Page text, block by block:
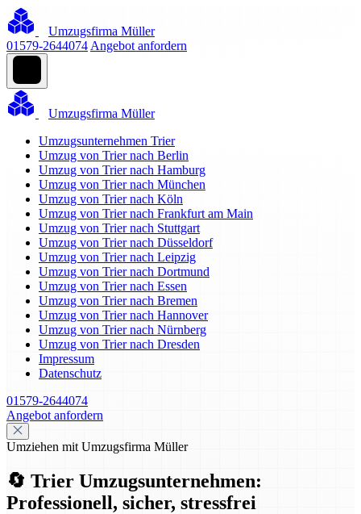
Umzugsfirma Müller
01579-2644074 Angebot anfordern
Umzugsfirma Müller
Umzugsunternehmen Trier
Umzug von Trier nach Berlin
Umzug von Trier nach Hamburg
Umzug von Trier nach München
Umzug von Trier nach Köln
Umzug von Trier nach Frankfurt am Main
Umzug von Trier nach Stuttgart
Umzug von Trier nach Düsseldorf
Umzug von Trier nach Leipzig
Umzug von Trier nach Dortmund
Umzug von Trier nach Essen
Umzug von Trier nach Bremen
Umzug von Trier nach Hannover
Umzug von Trier nach Nürnberg
Umzug von Trier nach Dresden
Impressum
Datenschutz
01579-2644074
Angebot anfordern
Umziehen mit Umzugsfirma Müller
🔄 Trier Umzugsunternehmen:
Professionell, sicher, stressfrei